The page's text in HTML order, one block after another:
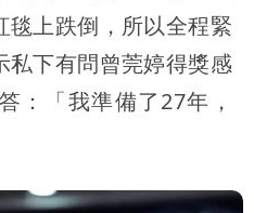
毯上跌倒，所以全程緊
私下有問曾莞婷得獎感
：「我準備了27年，